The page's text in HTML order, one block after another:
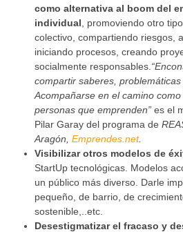
como alternativa al boom del
individual , promoviendo otro
colectivo, compartiendo riesgos,
iniciando procesos, creando
socialmente responsables.
compartir saberes, problemáticas
Acompañarse en el camino
personas que emprenden” es el
Pilar Garay del programa de
Aragón, Emprendes.net.
Visibilizar otros modelos de
StartUp tecnológicas. Modelos
un público más diverso. Darle
pequeño, de barrio, de
sostenible,..etc.
Desestigmatizar el fracaso y